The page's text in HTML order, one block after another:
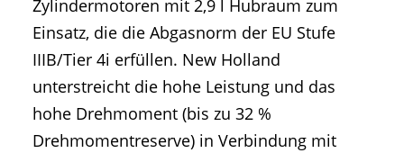
Zylindermotoren mit 2,9 l Hubraum zum
Einsatz, die die Abgasnorm der EU Stufe
IIIB/Tier 4i erfüllen. New Holland
unterstreicht die hohe Leistung und das
hohe Drehmoment (bis zu 32 %
Drehmomentreserve) in Verbindung mit